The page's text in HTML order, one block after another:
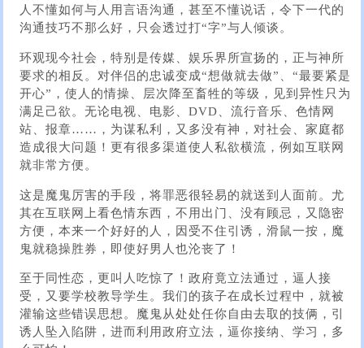
人不懂如​​何与人用言语沟通，甚至不懂说话，令下一代的
沟通技巧不那么好，只会透过打“字”与人倾谈。
环观现今社会，特别是传媒、娱乐界所宣扬的，正与神所
要求的相反。对伴侣的忠诚变成“想做就去做”、“最要紧是
开心”，使人的情操、层次降至畜牲的等级，见到异性只为
满足己欲。无论电视、电影、DVD、流行音乐、色情网
站、报章……，为谋私利，又多没有神，对社会、家庭都
造成很大问题！更有很多渠道使人私欲横流，例如互联网
就非常方便。
这是魔鬼厉害的手段，将罪恶很轻易的就送到人面前。尤
其在互联网上看色情东西，不用出门、没有顾忌，又隐密
方便，本来一个好好的人，因受不住引诱，滑鼠一按，魔
鬼就稳操胜券，即使好男人也沦丧了！
至于同性恋，更叫人吃惊了！政府竟立法通过，逼人接
受，又要学校教导学生。我们的孩子在成长过程中，就被
灌输这些错误思想。魔鬼从处处任你自由去取的技俩，引
诱人坠入陷阱，进而利用政府立法，逼你接纳、学习，多